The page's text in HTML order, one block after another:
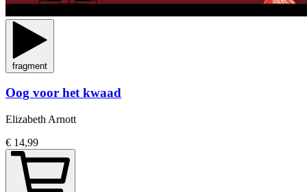
fragment
Oog voor het kwaad
Elizabeth Arnott
€ 14,99